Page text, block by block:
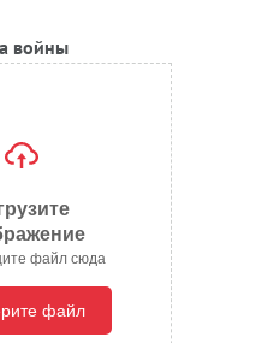
войны
файл сюда